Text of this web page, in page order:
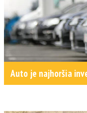
Auto je najhoršia